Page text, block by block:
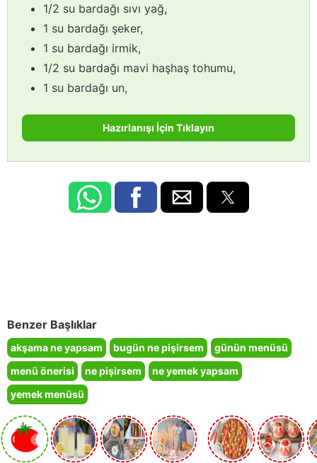
1/2 su bardağı sıvı yağ,
1 su bardağı şeker,
1 su bardağı irmik,
1/2 su bardağı mavi haşhaş tohumu,
1 su bardağı un,
Hazırlanışı İçin Tıklayın
Benzer Başlıklar
akşama ne yapsam bugün ne pişirsem
günün menüsü
menü önerisi
ne pişirsem
ne yemek yapsam
yemek menüsü